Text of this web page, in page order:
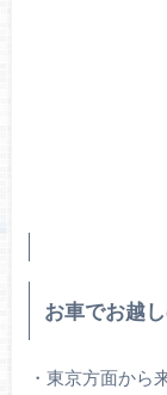
お車でお越
・東京方面から